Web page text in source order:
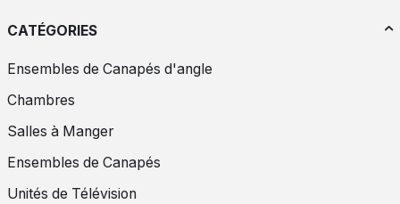
CATÉGORIES
Ensembles de Canapés d'angle
Chambres
Salles à Manger
Ensembles de Canapés
Unités de Télévision